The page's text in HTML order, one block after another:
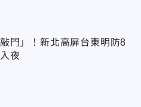
門」！新北高屏台東明防8
夜